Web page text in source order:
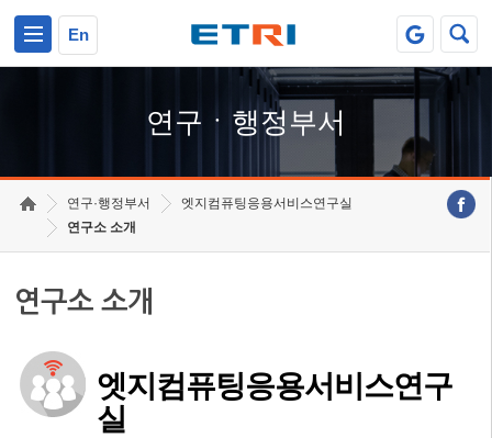
En
연구ㆍ행정부서
연구·행정부서
엣지컴퓨팅응용서비스연구실
연구소 소개
연구소 소개
엣지컴퓨팅응용서비스연구
실